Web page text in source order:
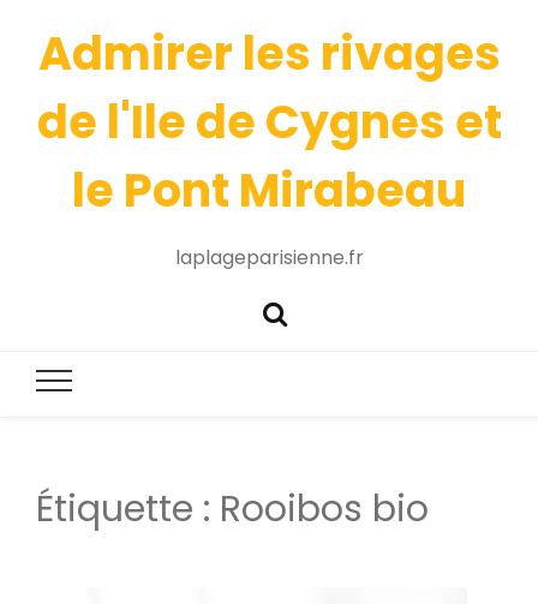
Admirer les rivages
de l'Ile de Cygnes et
le Pont Mirabeau
laplageparisienne.fr
Étiquette : Rooibos bio